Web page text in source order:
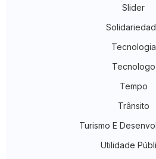
Slider
Tecnologia
Tecnologo
Tempo
Trânsito
Turismo E
Utilidade